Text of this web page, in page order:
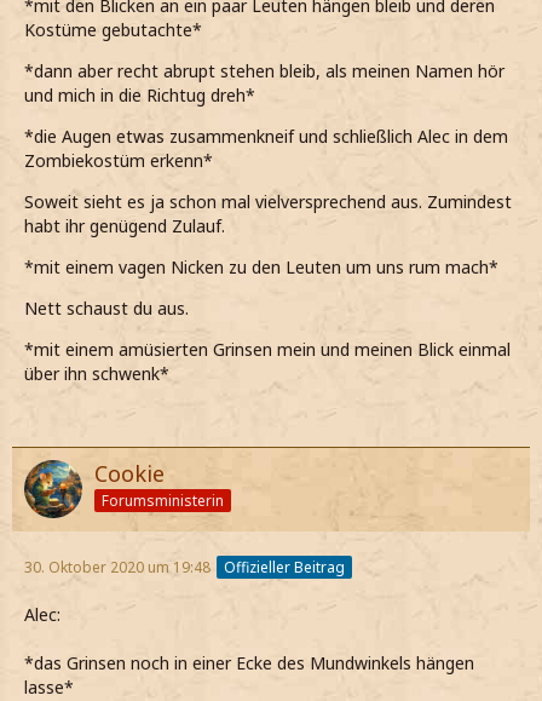
*mit den Blicken an ein paar Leuten hängen bleib und deren
Kostüme gebutachte*
*dann aber recht abrupt stehen bleib, als meinen Namen hör
und mich in die Richtug dreh*
*die Augen etwas zusammenkneif und schließlich Alec in dem
Zombiekostüm erkenn*
Soweit sieht es ja schon mal vielversprechend aus. Zumindest
habt ihr genügend Zulauf.
*mit einem vagen Nicken zu den Leuten um uns rum mach*
Nett schaust du aus.
*mit einem amüsierten Grinsen mein und meinen Blick einmal
über ihn schwenk*
Cookie
Forumsministerin
30. Oktober 2020 um 19:48 Offizieller Beitrag
Alec:
*das Grinsen noch in einer Ecke des Mundwinkels hängen
lasse*